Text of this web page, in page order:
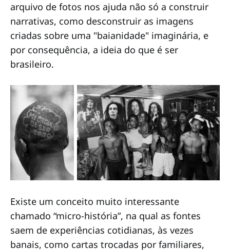
arquivo de fotos nos ajuda não só a construir
narrativas, como desconstruir as imagens
criadas sobre uma "baianidade" imaginária, e
por consequência, a ideia do que é ser
brasileiro.
Existe um conceito muito interessante
chamado “micro-história”, na qual as fontes
saem de experiências cotidianas, às vezes
banais, como cartas trocadas por familiares,